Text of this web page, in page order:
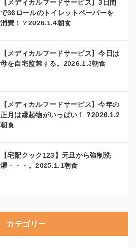
【メディカルフードサービス】3日間
で36ロールのトイレットペーパーを
消費！？2026.1.4朝食
【メディカルフードサービス】今日は
母を自宅監禁する。2026.1.3朝食
【メディカルフードサービス】今年の
正月は縁起物がいっぱい！？2026.1.2
朝食
【宅配クック123】元旦から強制洗
濯・・・。2025.1.1朝食
カテゴリー